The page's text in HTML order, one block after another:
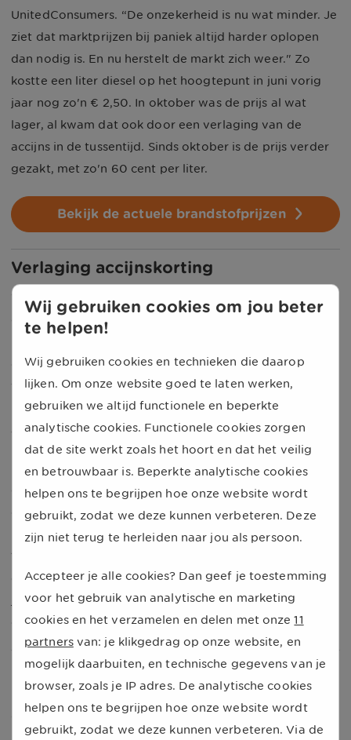
UnitedConsumers. “De onzekerheid is nu wat minder. Je
ziet dat marktprijzen bij paniek altijd harder oplopen
dan nodig is. En nu herstelt de markt zich weer." Zo
kostte een liter diesel op het hoogtepunt in juni vorig
jaar nog zo'n € 2,50. In oktober was de prijs al wat
lager, al kwam dat ook door een verlaging van de
accijns in de tussentijd. Sinds oktober is de prijs verder
gezakt, met zo'n 60 cent per liter.
Bekijk de actuele brandstofprijzen
Verlaging accijnskorting
Van Selms verwacht niet dat diesel nog een stuk
goedkoper wordt. "Ik denk eerder dat de prijs weer wat
dat in juli 2023 de accijnsverlaging van vorig jaar wordt
teruggedraaid. Dan komt er bij diesel 12 cent bovenop.
Dat is inclusief de extra btw die je over de hogere
accijns moet betalen.
De prijs van benzine is de laatste tijd minder hard
gedaald dan die van diesel. Dit komt volgens Van Selms
doordat de benzineprijs ook minder hard steeg na de
Russische aanval op Oekraïne. Een liter kost vandaag
1,969 euro. Al maanden schommelt de prijs rond de 2
euro. Ook voor benzine geldt dat de accijnskorting in
juli verdwijnt. Dan komt er inclusief btw maar liefst 16,7
cent bij.
Ontwikkeling brandstofprijzen
UnitedConsumers
Wij gebruiken cookies om jou beter
te helpen!
Wij gebruiken cookies en technieken die daarop
lijken. Om onze website goed te laten werken,
gebruiken we altijd functionele en beperkte
analytische cookies. Functionele cookies zorgen
dat de site werkt zoals het hoort en dat het veilig
en betrouwbaar is. Beperkte analytische cookies
helpen ons te begrijpen hoe onze website wordt
gebruikt, zodat we deze kunnen verbeteren. Deze
zijn niet terug te herleiden naar jou als persoon.
Accepteer je alle cookies? Dan geef je toestemming
voor het gebruik van analytische en marketing
cookies en het verzamelen en delen met onze 11
partners van: je klikgedrag op onze website, en
mogelijk daarbuiten, en technische gegevens van je
browser, zoals je IP adres. De analytische cookies
helpen ons te begrijpen hoe onze website wordt
gebruikt, zodat we deze kunnen verbeteren. Via de